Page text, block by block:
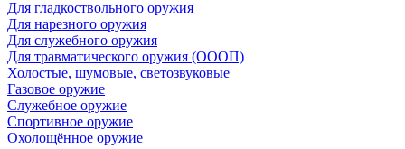
Для гладкоствольного оружия
Для нарезного оружия
Для служебного оружия
Для травматического оружия (ОООП)
Холостые, шумовые, светозвуковые
Газовое оружие
Служебное оружие
Спортивное оружие
Охолощённое оружие